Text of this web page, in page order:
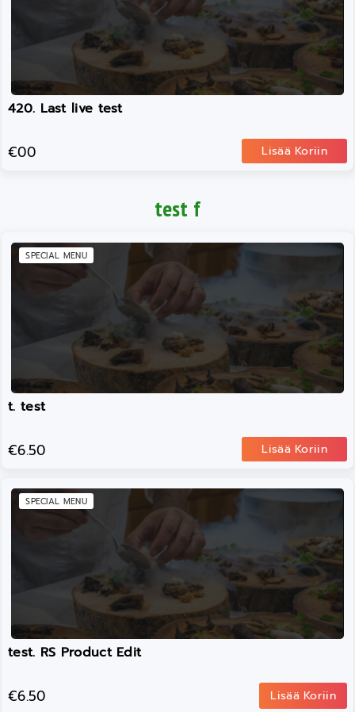
420. Last live test
€00 Lisää Koriin
test f
SPECIAL MENU
t. test
€6.50 Lisää Koriin
SPECIAL MENU
test. RS Product Edit
€6.50 Lisää Koriin